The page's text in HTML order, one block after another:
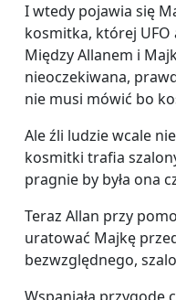
I wtedy pojawia się
kosmitka, której UFO
Między Allanem i
nieoczekiwana,
nie musi mówić bo
Ale źli ludzie wcale
kosmitki trafia
pragnie by była ona
Teraz Allan przy
uratować Majkę
bezwzględnego,